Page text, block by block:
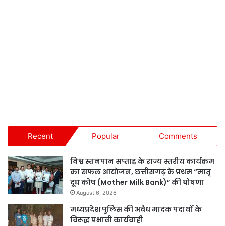
Recent Popular Comments
विश्व स्तनपान सप्ताह के राज्य स्तरीय कार्यक्रम
का सफल आयोजन, छत्तीसगढ़ के प्रथम “मातृ
दूध कोष (Mother Milk Bank)” की घोषणा
August 6, 2026
मध्यप्रदेश पुलिस की अवैध मादक पदार्थों के
विरूद्ध प्रभावी कार्यवाही